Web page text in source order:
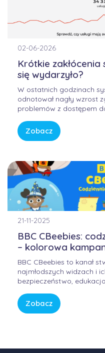
02-06-2026
Krótkie zakłócenia
się wydarzyło?
W ostatnich godzinach
odnotował nagły wzrost
problemów z dostępem
lecz wynikała z
infrastrukturze
Zobacz
21-11-2025
BBC CBeebies:
– kolorowa
BBC CBeebies to kanał
najmłodszych widzach i
bezpieczeństwo,
tempa, CBeebies oferuje
mogą odkrywać świat w
Zobacz